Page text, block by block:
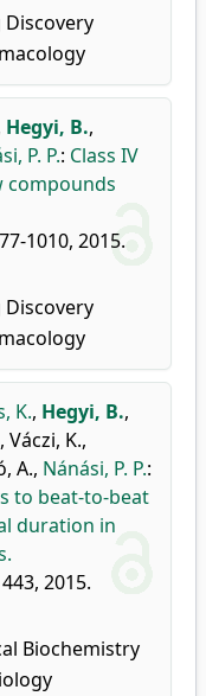
Discovery
Hegyi, B.,
P. P.: Class IV
compounds
1010, 2015.
Discovery
K., Hegyi, B.,
, Váczi, K.,
A., Nánási, P. P.:
to beat-to-beat
duration in
2015.
Biochemistry